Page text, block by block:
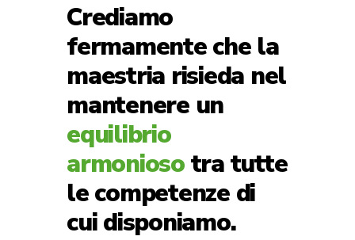
Crediamo
fermamente che la
maestria risieda nel
mantenere un
equilibrio
armoniosotra tutte
lecompetenze di
cui disponiamo.